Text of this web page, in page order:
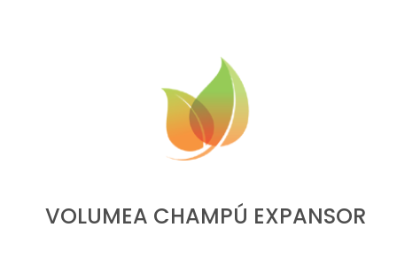
VOLUMEA CHAMPÚ EXPANSOR